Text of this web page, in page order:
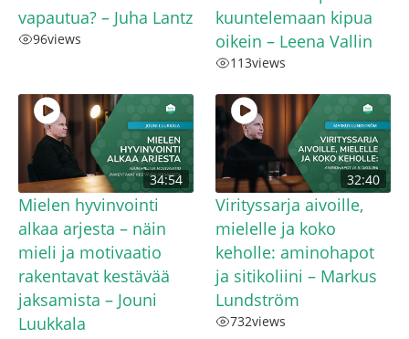
vapautua? – Juha Lantz
96views
kuuntelemaan kipua
oikein – Leena Vallin
113views
34:54
Mielen hyvinvointi
alkaa arjesta – näin
mieli ja motivaatio
rakentavat kestävää
jaksamista – Jouni
Luukkala
32:40
Virityssarja aivoille,
mielelle ja koko
keholle: aminohapot
ja sitikoliini – Markus
Lundström
732views